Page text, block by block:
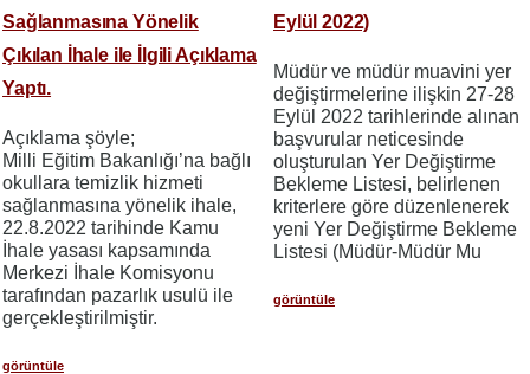
Sağlanmasına Yönelik
Çıkılan İhale ile İlgili Açıklama
Yaptı.
Açıklama şöyle;
Milli Eğitim Bakanlığı’na bağlı
okullara temizlik hizmeti
sağlanmasına yönelik ihale,
22.8.2022 tarihinde Kamu
İhale yasası kapsamında
Merkezi İhale Komisyonu
tarafından pazarlık usulü ile
gerçekleştirilmiştir.
görüntüle
Eylül 2022)
Müdür ve müdür muavini yer
değiştirmelerine ilişkin 27-28
Eylül 2022 tarihlerinde alınan
başvurular neticesinde
oluşturulan Yer Değiştirme
Bekleme Listesi, belirlenen
kriterlere göre düzenlenerek
yeni Yer Değiştirme Bekleme
Listesi (Müdür-Müdür Mu
görüntüle